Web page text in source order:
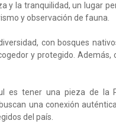
y la tranquilidad, un lugar
y observación de fauna.
con bosques
y protegido.
es tener una pieza de la
una conexión
del país.